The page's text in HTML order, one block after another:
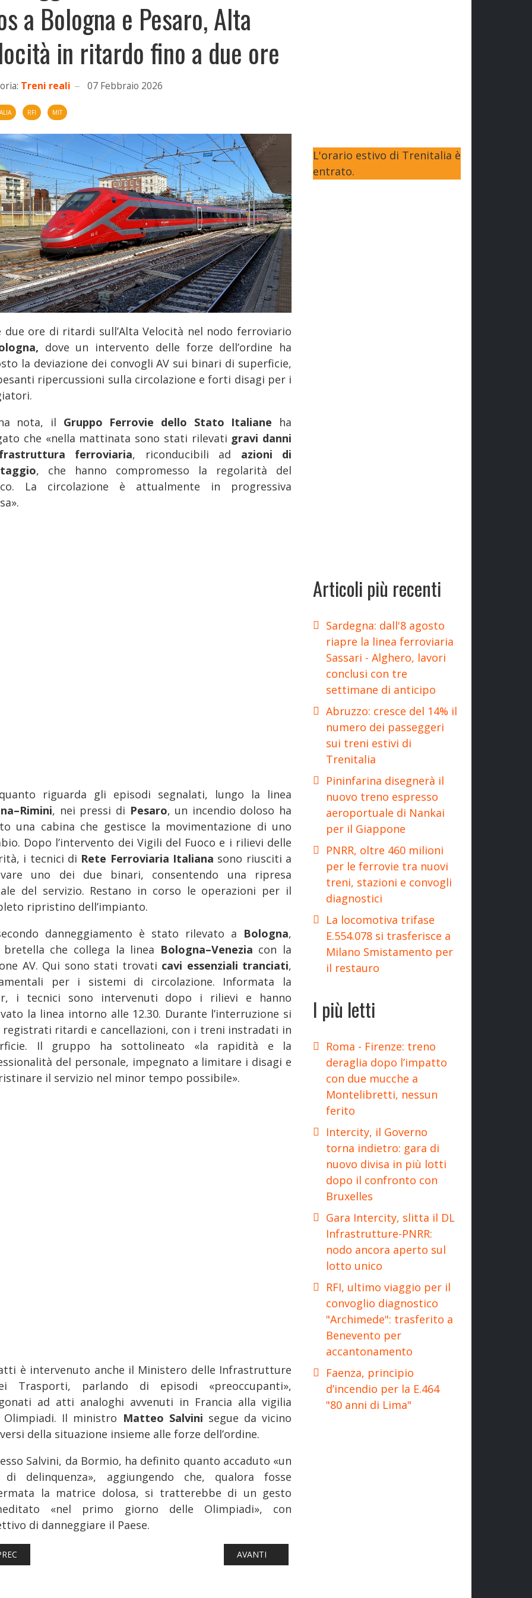
a Bologna e Pesaro, Alta
in ritardo fino a due ore
Treni reali 07 Febbraio 2026
RFI MIT
due ore di ritardi sull’Alta Velocità nel nodo ferroviario
dove un intervento delle forze dell’ordine ha
la deviazione dei convogli AV sui binari di superficie,
ripercussioni sulla circolazione e forti disagi per i
nota, il Gruppo Ferrovie dello Stato Italiane ha
che «nella mattinata sono stati rilevati gravi danni
ferroviaria, riconducibili ad azioni di
, che hanno compromesso la regolarità del
La circolazione è attualmente in progressiva
riguarda gli episodi segnalati, lungo la linea
, nei pressi di Pesaro, un incendio doloso ha
una cabina che gestisce la movimentazione di uno
Dopo l’intervento dei Vigili del Fuoco e i rilievi delle
i tecnici di Rete Ferroviaria Italiana sono riusciti a
uno dei due binari, consentendo una ripresa
del servizio. Restano in corso le operazioni per il
ripristino dell’impianto.
danneggiamento è stato rilevato a Bologna,
bretella che collega la linea Bologna–Venezia con la
AV. Qui sono stati trovati cavi essenziali tranciati,
per i sistemi di circolazione. Informata la
i tecnici sono intervenuti dopo i rilievi e hanno
la linea intorno alle 12.30. Durante l’interruzione si
registrati ritardi e cancellazioni, con i treni instradati in
Il gruppo ha sottolineato «la rapidità e la
del personale, impegnato a limitare i disagi e
il servizio nel minor tempo possibile».
è intervenuto anche il Ministero delle Infrastrutture
Trasporti, parlando di episodi «preoccupanti»,
ad atti analoghi avvenuti in Francia alla vigilia
Olimpiadi. Il ministro Matteo Salvini segue da vicino
della situazione insieme alle forze dell’ordine.
Salvini, da Bormio, ha definito quanto accaduto «un
delinquenza», aggiungendo che, qualora fosse
la matrice dolosa, si tratterebbe di un gesto
«nel primo giorno delle Olimpiadi», con
di danneggiare il Paese.
PRECEDENTE: SETTIMANA FERROVIARIA: 108 NUOVI TRENI REGIONALI TRENITALIA NEL 2025, INTERCITY BEMU IN PROVA,
ARTICOLO SUCCESSIVO: DA RFI INVESTIMENTI PER 650 MILIONI PER
AVANTI
L'orario estivo di Trenitalia è
entrato.
Articoli più recenti
Sardegna: dall'8 agosto
riapre la linea ferroviaria
Sassari - Alghero, lavori
conclusi con tre
settimane di anticipo
Abruzzo: cresce del 14% il
numero dei passeggeri
sui treni estivi di
Trenitalia
Pininfarina disegnerà il
nuovo treno espresso
aeroportuale di Nankai
per il Giappone
PNRR, oltre 460 milioni
per le ferrovie tra nuovi
treni, stazioni e convogli
diagnostici
La locomotiva trifase
E.554.078 si trasferisce a
Milano Smistamento per
il restauro
I più letti
Roma - Firenze: treno
deraglia dopo l’impatto
con due mucche a
Montelibretti, nessun
ferito
Intercity, il Governo
torna indietro: gara di
nuovo divisa in più lotti
dopo il confronto con
Bruxelles
Gara Intercity, slitta il DL
Infrastrutture-PNRR:
nodo ancora aperto sul
lotto unico
RFI, ultimo viaggio per il
convoglio diagnostico
"Archimede": trasferito a
Benevento per
accantonamento
Faenza, principio
d’incendio per la E.464
"80 anni di Lima"